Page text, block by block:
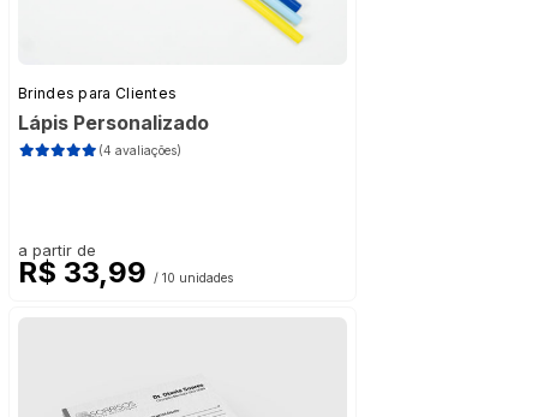
Brindes para Clientes
Lápis Personalizado
(4 avaliações)
a partir de
R$ 33,99 / 10 unidades